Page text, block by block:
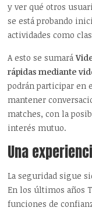
y ver qué otros
se está probando
actividades como
A esto se sumará
rápidas mediante
podrán participar en
mantener
matches, con la
interés mutuo.
Una
La seguridad sigue
En los últimos años
funciones de